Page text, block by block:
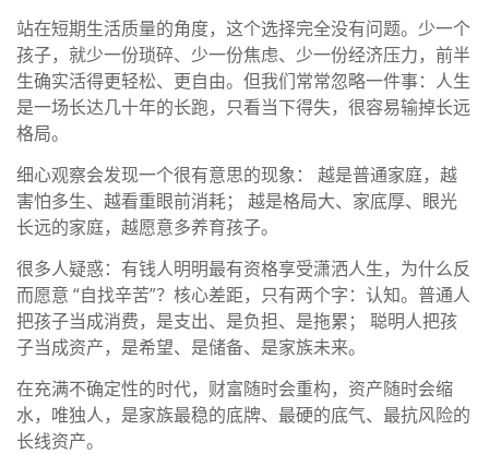
站在短期生活质量的角度，这个选择完全没有问题。少一个
孩子，就少一份琐碎、少一份焦虑、少一份经济压力，前半
生确实活得更轻松、更自由。但我们常常忽略一件事：人生
是一场长达几十年的长跑，只看当下得失，很容易输掉长远
格局。
细心观察会发现一个很有意思的现象： 越是普通家庭，越
害怕多生、越看重眼前消耗； 越是格局大、家底厚、眼光
长远的家庭，越愿意多养育孩子。
很多人疑惑：有钱人明明最有资格享受潇洒人生，为什么反
而愿意 “自找辛苦”？核心差距，只有两个字：认知。普通人
把孩子当成消费，是支出、是负担、是拖累； 聪明人把孩
子当成资产，是希望、是储备、是家族未来。
在充满不确定性的时代，财富随时会重构，资产随时会缩
水，唯独人，是家族最稳的底牌、最硬的底气、最抗风险的
长线资产。